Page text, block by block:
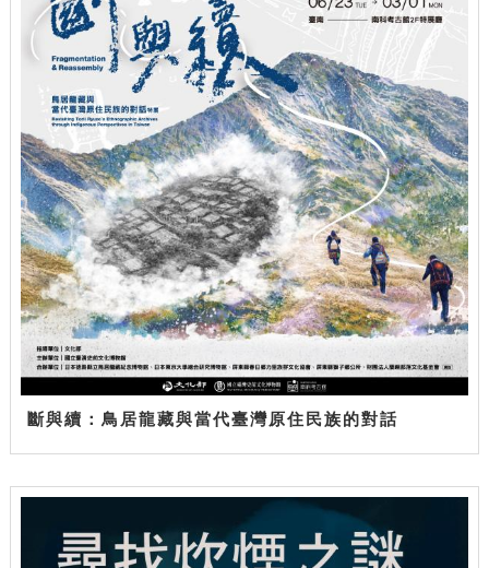
斷與續：鳥居龍藏與當代臺灣原住民族的對話